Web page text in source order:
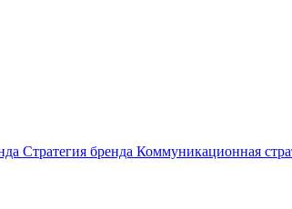
Стратегия бренда Коммуникационная